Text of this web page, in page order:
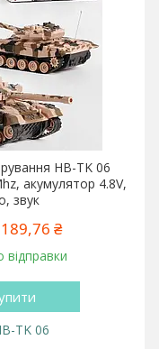
HB-TK 06
акумулятор 4.8V,
звук
₴
TK 06